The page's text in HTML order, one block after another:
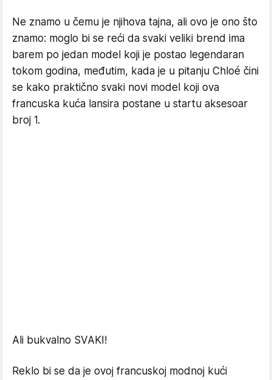
Ne znamo u čemu je njihova tajna, ali ovo je ono što
znamo: moglo bi se reći da svaki veliki brend ima
barem po jedan model koji je postao legendaran
tokom godina, međutim, kada je u pitanju Chloé čini
se kako praktično svaki novi model koji ova
francuska kuća lansira postane u startu aksesoar
broj 1.
Ali bukvalno SVAKI!
Reklo bi se da je ovoj francuskoj modnoj kući